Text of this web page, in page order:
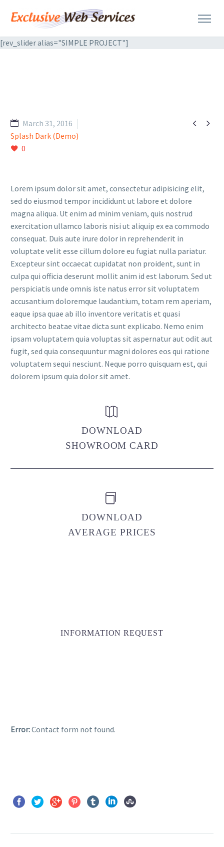
[rev_slider alias="SIMPLE PROJECT"]
 
March 31, 2016
Splash Dark (Demo)
0
Lorem ipsum dolor sit amet, consectetur adipisicing elit,
sed do eiusmod tempor incididunt ut labore et dolore
magna aliqua. Ut enim ad minim veniam, quis nostrud
exercitation ullamco laboris nisi ut aliquip ex ea commodo
consequat. Duis aute irure dolor in reprehenderit in
voluptate velit esse cillum dolore eu fugiat nulla pariatur.
Excepteur sint occaecat cupidatat non proident, sunt in
culpa qui officia deserunt mollit anim id est laborum. Sed ut
perspiciatis unde omnis iste natus error sit voluptatem
accusantium doloremque laudantium, totam rem aperiam,
eaque ipsa quae ab illo inventore veritatis et quasi
architecto beatae vitae dicta sunt explicabo. Nemo enim
ipsam voluptatem quia voluptas sit aspernatur aut odit aut
fugit, sed quia consequuntur magni dolores eos qui ratione
voluptatem sequi nesciunt. Neque porro quisquam est, qui
dolorem ipsum quia dolor sit amet.


DOWNLOAD
SHOWROOM CARD


DOWNLOAD
AVERAGE PRICES
INFORMATION REQUEST
Error:Contact form not found.